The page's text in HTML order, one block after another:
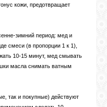
кожи, предотвращает
зимний период: мед и
смеси (в пропорции 1 к 1),
10-15 минут, мед смывать
масла снимать ватным
так и покупные) действуют